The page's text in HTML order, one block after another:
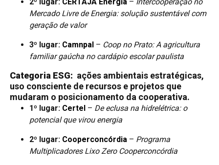
2º lugar: CERTAJA Energia – Intercooperação no
Mercado Livre de Energia: solução sustentável com
geração de valor
3º lugar: Camnpal – Coop no Prato: A agricultura
familiar gaúcha no cardápio escolar paulista
Categoria ESG: ações ambientais estratégicas,
uso consciente de recursos e projetos que
mudaram o posicionamento da cooperativa.
1º lugar: Certel – De eclusa na hidrelétrica: o
potencial que virou energia
2º lugar: Cooperconcórdia – Programa
Multiplicadores Lixo Zero Cooperconcórdia